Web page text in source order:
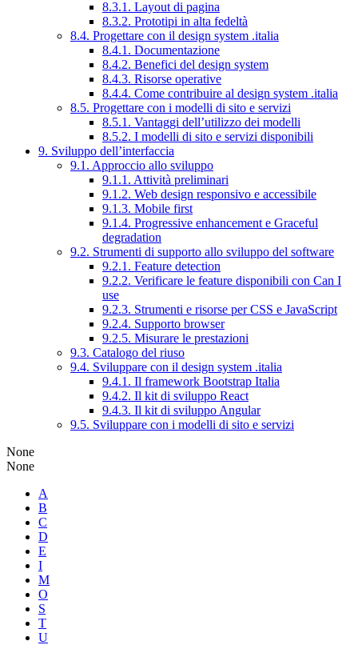
8.3.1. Layout di pagina
8.3.2. Prototipi in alta fedeltà
8.4. Progettare con il design system .italia
8.4.1. Documentazione
8.4.2. Benefici del design system
8.4.3. Risorse operative
8.4.4. Come contribuire al design system .italia
8.5. Progettare con i modelli di sito e servizi
8.5.1. Vantaggi dell’utilizzo dei modelli
8.5.2. I modelli di sito e servizi disponibili
9. Sviluppo dell’interfaccia
9.1. Approccio allo sviluppo
9.1.1. Attività preliminari
9.1.2. Web design responsivo e accessibile
9.1.3. Mobile first
9.1.4. Progressive enhancement e Graceful
degradation
9.2. Strumenti di supporto allo sviluppo del software
9.2.1. Feature detection
9.2.2. Verificare le feature disponibili con Can I
use
9.2.3. Strumenti e risorse per CSS e JavaScript
9.2.4. Supporto browser
9.2.5. Misurare le prestazioni
9.3. Catalogo del riuso
9.4. Sviluppare con il design system .italia
9.4.1. Il framework Bootstrap Italia
9.4.2. Il kit di sviluppo React
9.4.3. Il kit di sviluppo Angular
9.5. Sviluppare con i modelli di sito e servizi
None
None
A
B
C
D
E
I
M
O
S
T
U